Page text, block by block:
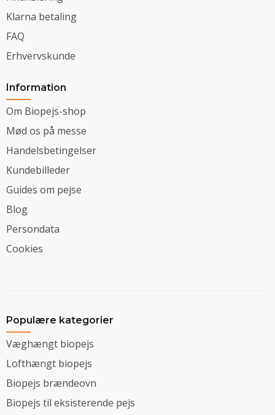
Klarna betaling
FAQ
Erhvervskunde
Information
Om Biopejs-shop
Mød os på messe
Handelsbetingelser
Kundebilleder
Guides om pejse
Blog
Persondata
Cookies
Populære kategorier
Væghængt biopejs
Lofthængt biopejs
Biopejs brændeovn
Biopejs til eksisterende pejs